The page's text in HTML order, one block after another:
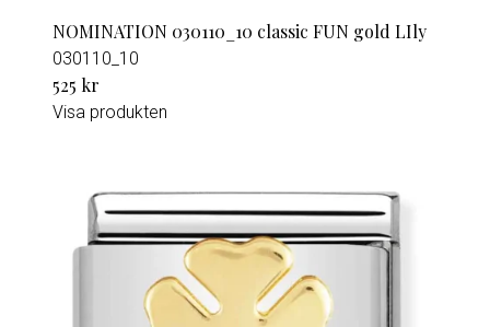
NOMINATION 030110_10 classic FUN gold LIly
030110_10
525 kr
Visa produkten